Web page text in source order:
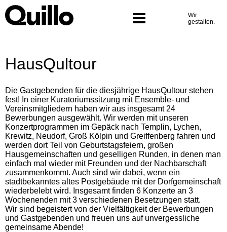
Skip
to
content
Wir
gestalten.
Programm
HausQultour
Die Gastgebenden für die diesjährige HausQultour stehen
fest! In einer Kuratoriumssitzung mit Ensemble- und
Vereinsmitgliedern haben wir aus insgesamt 24
Bewerbungen ausgewählt. Wir werden mit unseren
Konzertprogrammen im Gepäck nach Templin, Lychen,
Krewitz, Neudorf, Groß Kölpin und Greiffenberg fahren und
werden dort Teil von Geburtstagsfeiern, großen
Hausgemeinschaften und geselligen Runden, in denen man
einfach mal wieder mit Freunden und der Nachbarschaft
zusammenkommt. Auch sind wir dabei, wenn ein
stadtbekanntes altes Postgebäude mit der Dorfgemeinschaft
wiederbelebt wird. Insgesamt finden 6 Konzerte an 3
Wochenenden mit 3 verschiedenen Besetzungen statt.
Wir sind begeistert von der Vielfältigkeit der Bewerbungen
und Gastgebenden und freuen uns auf unvergessliche
gemeinsame Abende!